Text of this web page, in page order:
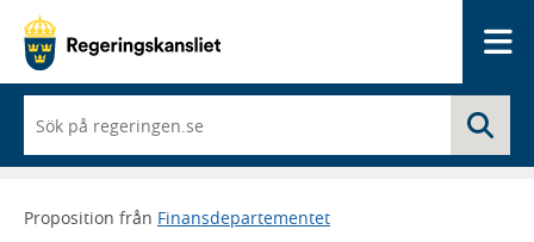
du
börjar
skriva
framträder
Proposition från Finansdepartementet